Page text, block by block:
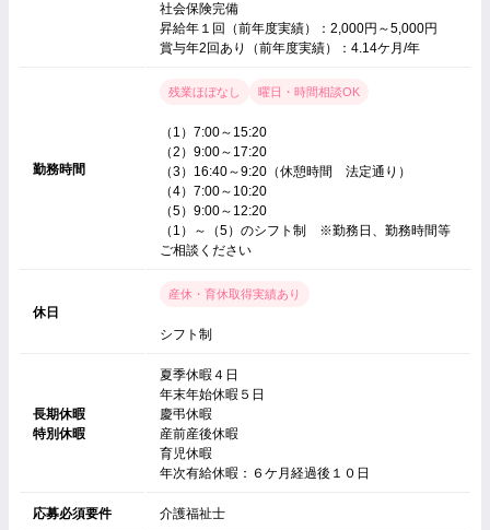
社会保険完備
昇給年１回（前年度実績）：2,000円～5,000円
賞与年2回あり（前年度実績）：4.14ケ月/年
勤務時間
残業ほぼなし 曜日・時間相談OK
（1）7:00～15:20
（2）9:00～17:20
（3）16:40～9:20（休憩時間 法定通り）
（4）7:00～10:20
（5）9:00～12:20
（1）～（5）のシフト制 ※勤務日、勤務時間等
ご相談ください
休日
産休・育休取得実績あり
シフト制
長期休暇
特別休暇
夏季休暇４日
年末年始休暇５日
慶弔休暇
産前産後休暇
育児休暇
年次有給休暇：６ケ月経過後１０日
応募必須要件 介護福祉士